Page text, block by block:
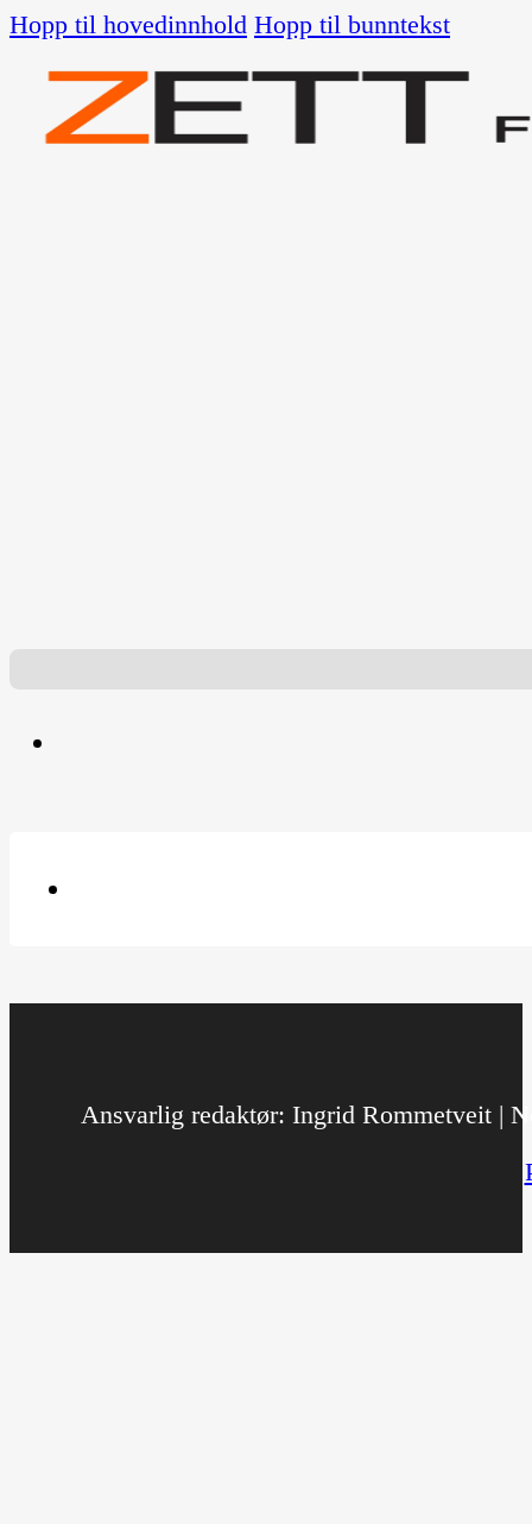
Hopp til hovedinnhold Hopp til bunntekst
Ansvarlig redaktør: Ingrid Rommetveit |